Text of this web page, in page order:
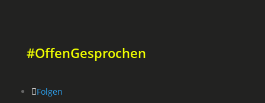
#OffenGesprochen
Folgen